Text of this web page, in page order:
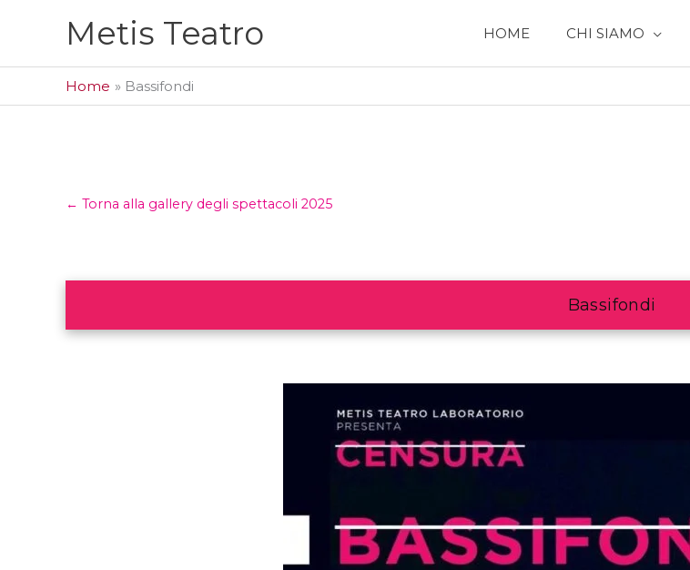
Metis Teatro HOME CHI SIAMO
Home Bassifondi
← Torna alla gallery degli spettacoli 2025
Bassifondi